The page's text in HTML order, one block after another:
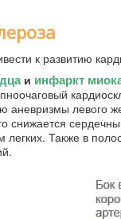
к развитию
и инфаркт
левого
снижается
легких. Также в